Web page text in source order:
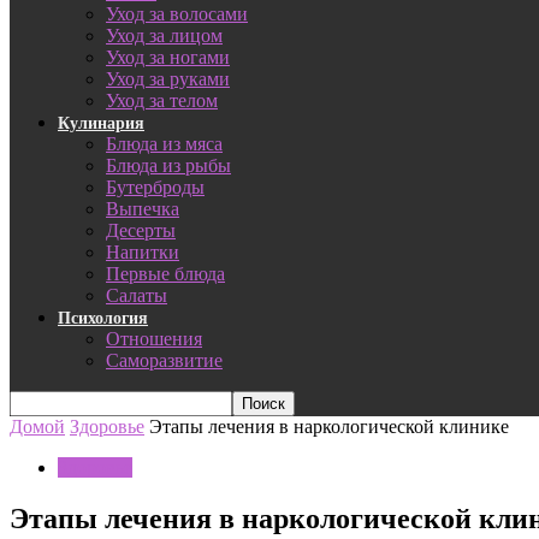
Уход за волосами
Уход за лицом
Уход за ногами
Уход за руками
Уход за телом
Кулинария
Блюда из мяса
Блюда из рыбы
Бутерброды
Выпечка
Десерты
Напитки
Первые блюда
Салаты
Психология
Отношения
Саморазвитие
Домой Здоровье Этапы лечения в наркологической клинике
Этапы лечения в наркологической